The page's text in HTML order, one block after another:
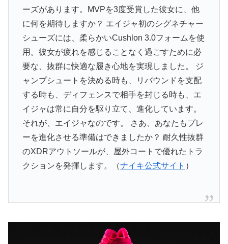
ーズがあります。MVPを3度受賞した彼女に、他
に何を期待しますか？ エイジャ初のシグネチャー
シューズには、柔らかいCushlon 3.0フォームを使
用。彼女が疲れを感じることなく過ごすために必
要な、抜群に快適な履き心地を実現しました。 ジ
ャンプシュートを決める時も、リバウンドを支配
する時も、ディフェンスで相手を封じる時も、エ
イジャは常に自分を駆り立て、進化しています。
それが、エイジャなのです。 さあ、あなたもプレ
ーを進化させる準備はできましたか？ 耐久性抜群
のXDRアウトソールが、屋外コートで優れたトラ
クションを発揮します。（ナイキ公式サイト ）